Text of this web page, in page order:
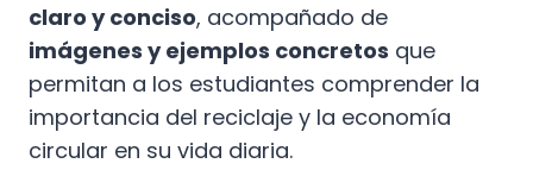
claro y conciso, acompañado de
imágenes y ejemplos concretos que
permitan a los estudiantes comprender la
importancia del reciclaje y la economía
circular en su vida diaria.